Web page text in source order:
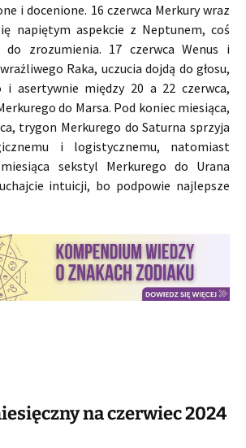
i docenione. 16 czerwca Merkury wraz
napiętym aspekcie z Neptunem, coś
zrozumienia. 17 czerwca Wenus i
Raka, uczucia dojdą do głosu,
i asertywnie między 20 a 22 czerwca,
do Marsa. Pod koniec miesiąca,
trygon Merkurego do Saturna sprzyja
i logistycznemu, natomiast
sekstyl Merkurego do Urana
intuicji, bo podpowie najlepsze
na czerwiec 2024